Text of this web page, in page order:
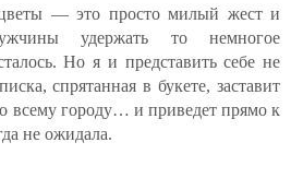
— это просто милый жест и
удержать то немногое
Но я и представить себе не
спрятанная в букете, заставит
всему городу… и приведет прямо к
не ожидала.